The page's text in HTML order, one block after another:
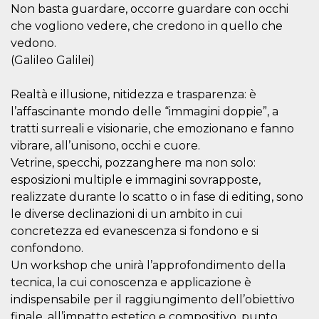
Non basta guardare, occorre guardare con occhi
che vogliono vedere, che credono in quello che
vedono.
(Galileo Galilei)
Realtà e illusione, nitidezza e trasparenza: è
l’affascinante mondo delle “immagini doppie”, a
tratti surreali e visionarie, che emozionano e fanno
vibrare, all’unisono, occhi e cuore.
Vetrine, specchi, pozzanghere ma non solo:
esposizioni multiple e immagini sovrapposte,
realizzate durante lo scatto o in fase di editing, sono
le diverse declinazioni di un ambito in cui
concretezza ed evanescenza si fondono e si
confondono.
Un workshop che unirà l’approfondimento della
tecnica, la cui conoscenza e applicazione è
indispensabile per il raggiungimento dell’obiettivo
Storage declaration
Nome
storage
wpEmojiSettingsSupports
Session
storage
cn_uc__
Local
Nome
Provider /
Dominio
Scadenza Descrizione
c_user
Meta
Platform Inc.
4
settimane
2 giorni
Cookie di
utente. Può
essere di